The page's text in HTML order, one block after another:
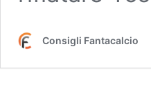
Consigli Fantacalcio